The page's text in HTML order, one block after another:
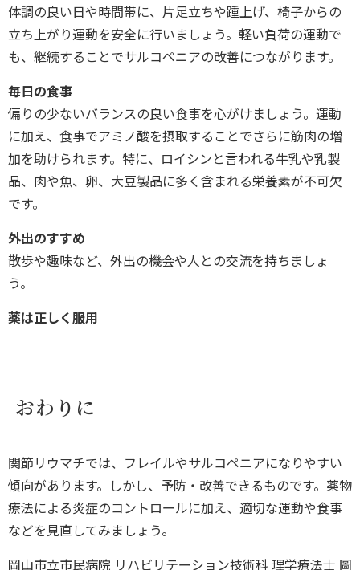
体調の良い日や時間帯に、片足立ちや踵上げ、椅子からの
立ち上がり運動を安全に行いましょう。軽い負荷の運動で
も、継続することでサルコペニアの改善につながります。
毎日の食事
偏りの少ないバランスの良い食事を心がけましょう。運動
に加え、食事でアミノ酸を摂取することでさらに筋肉の増
加を助けられます。特に、ロイシンと言われる牛乳や乳製
品、肉や魚、卵、大豆製品に多く含まれる栄養素が不可欠
です。
外出のすすめ
散歩や趣味など、外出の機会や人との交流を持ちましょ
う。
薬は正しく服用
おわりに
関節リウマチでは、フレイルやサルコペニアになりやすい
傾向があります。しかし、予防・改善できるものです。薬物
療法による炎症のコントロールに加え、適切な運動や食事
などを見直してみましょう。
岡山市立市民病院 リハビリテーション技術科 理学療法士 圖